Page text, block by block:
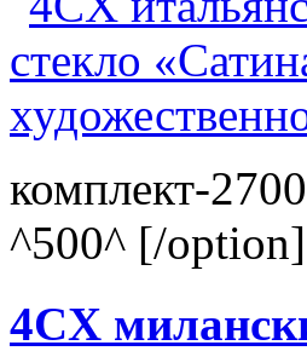
комплект-
^500^ [/
4CХ